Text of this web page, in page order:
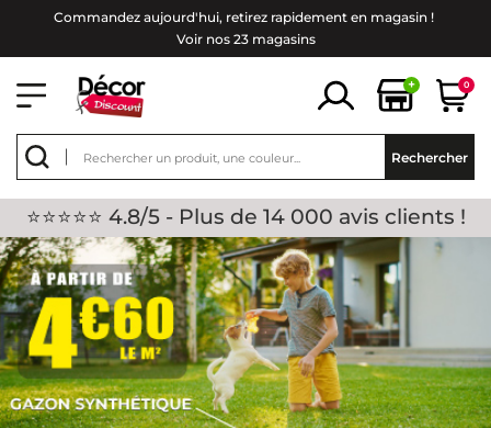
Commandez aujourd'hui, retirez rapidement en magasin !
Voir nos 23 magasins
+ 0
Rechercher
⭐⭐⭐⭐⭐ 4.8/5 - Plus de 14 000 avis clients !